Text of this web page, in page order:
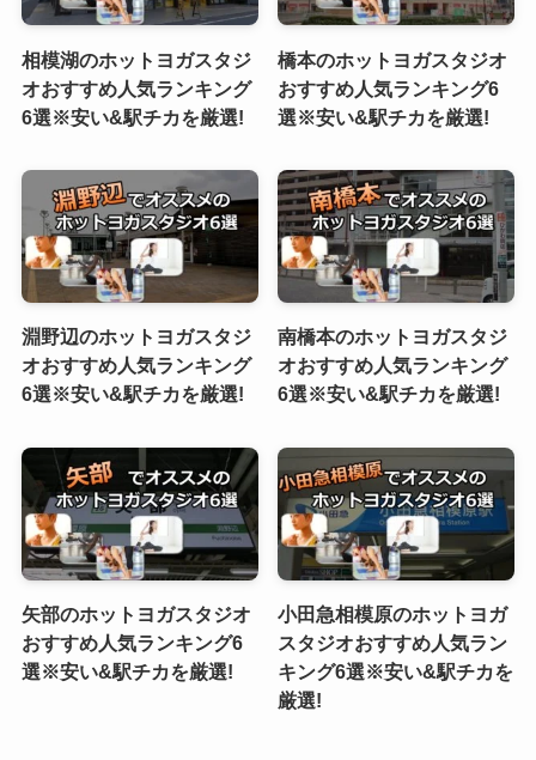
相模湖のホットヨガスタジ
オおすすめ人気ランキング
6選※安い&駅チカを厳選!
橋本のホットヨガスタジオ
おすすめ人気ランキング6
選※安い&駅チカを厳選!
淵野辺のホットヨガスタジ
オおすすめ人気ランキング
6選※安い&駅チカを厳選!
南橋本のホットヨガスタジ
オおすすめ人気ランキング
6選※安い&駅チカを厳選!
矢部のホットヨガスタジオ
おすすめ人気ランキング6
選※安い&駅チカを厳選!
小田急相模原のホットヨガ
スタジオおすすめ人気ラン
キング6選※安い&駅チカを
厳選!